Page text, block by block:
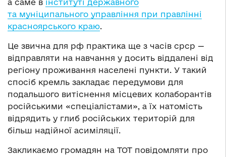
а саме в інституті державного
та муніципального управління при правлінні
красноярського краю.
Це звична для рф практика ще з часів срср —
відправляти на навчання у досить віддалені від
регіону проживання населені пункти. У такий
спосіб кремль закладає передумови для
подальшого витіснення місцевих колаборантів
російськими «спеціалістами», а їх натомість
відрядить у глиб російських територій для
більш надійної асиміляції.
Закликаємо громадян на ТОТ повідомляти про